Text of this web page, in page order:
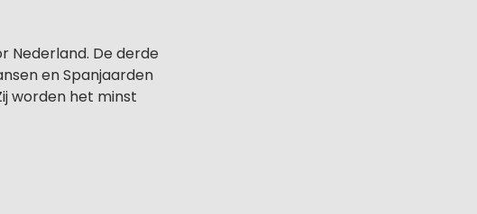
Nederland. De derde
en Spanjaarden
worden het minst